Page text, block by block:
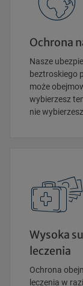
Ochrona
Nasze
beztroskiego
może
wybierzesz
nie
Wysoka
leczenia
Ochrona
leczenia w